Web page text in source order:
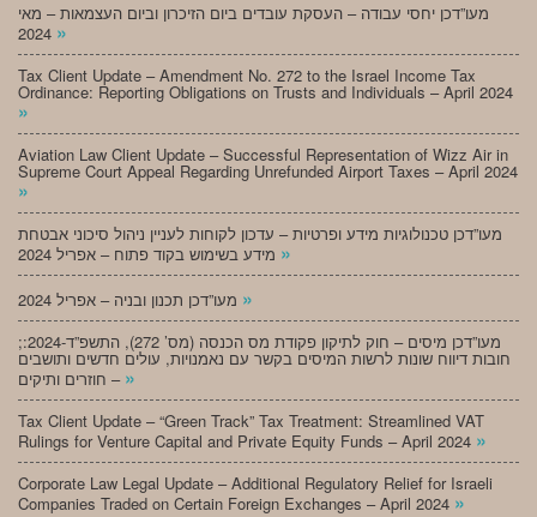
מעו”דכן יחסי עבודה – העסקת עובדים ביום הזיכרון וביום העצמאות – מאי
»
Tax Client Update – Amendment No. 272 to the Israel Income Tax
Ordinance: Reporting Obligations on Trusts and Individuals – April 2024
»
Aviation Law Client Update – Successful Representation of Wizz Air in
Supreme Court Appeal Regarding Unrefunded Airport Taxes – April 2024
»
מעו”דכן טכנולוגיות מידע ופרטיות – עדכון לקוחות לעניין ניהול סיכוני אבטחת
»
»
;מעו”דכן מיסים – חוק לתיקון פקודת מס הכנסה (מס’ 272), התשפ”ד-2024:
חובות דיווח שונות לרשות המיסים בקשר עם נאמנויות, עולים חדשים ותושבים
חוזרים ותיקים – »
Tax Client Update – “Green Track” Tax Treatment: Streamlined VAT
Rulings for Venture Capital and Private Equity Funds – April 2024 »
Corporate Law Legal Update – Additional Regulatory Relief for Israeli
Companies Traded on Certain Foreign Exchanges – April 2024 »